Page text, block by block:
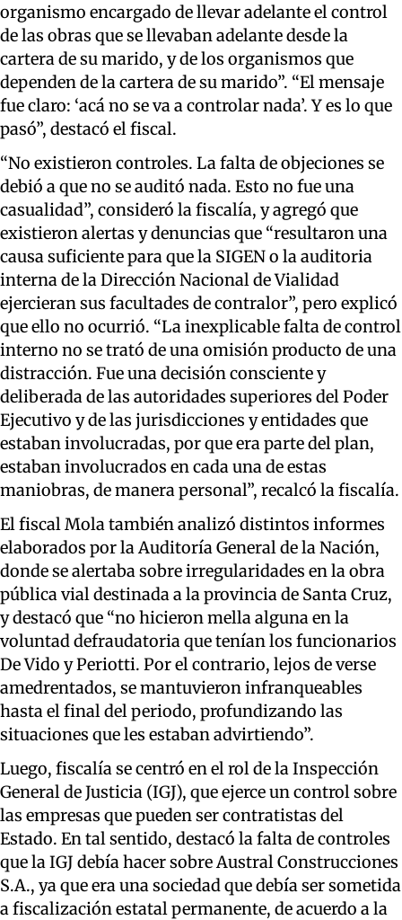
organismo encargado de llevar adelante el control
de las obras que se llevaban adelante desde la
cartera de su marido, y de los organismos que
dependen de la cartera de su marido”. “El mensaje
fue claro: ‘acá no se va a controlar nada’. Y es lo que
pasó”, destacó el fiscal.
“No existieron controles. La falta de objeciones se
debió a que no se auditó nada. Esto no fue una
casualidad”, consideró la fiscalía, y agregó que
existieron alertas y denuncias que “resultaron una
causa suficiente para que la SIGEN o la auditoria
interna de la Dirección Nacional de Vialidad
ejercieran sus facultades de contralor”, pero explicó
que ello no ocurrió. “Lainexplicablefalta de control
interno no se trató de una omisión producto de una
distracción. Fue unadecisión consciente y
deliberada de las autoridades superiores del Poder
Ejecutivo y de las jurisdicciones y entidades que
estaban involucradas, por que era parte del plan,
estaban involucrados en cada una de estas
maniobras, de manera personal”, recalcó la fiscalía.
El fiscal Mola tambiénanalizó distintos informes
elaborados por la Auditoría General de la Nación,
dondese alertabasobre irregularidades en la obra
públicavial destinada a la provincia de Santa Cruz,
y destacó que “no hicieron mella alguna en la
voluntad defraudatoria que tenían los funcionarios
De Vido yPeriotti. Por el contrario, lejos de verse
amedrentados, se mantuvieron infranqueables
hasta el final del periodo, profundizando las
situaciones que les estaban advirtiendo”.
Luego, fiscalía se centró en elrolde la Inspección
General de Justicia (IGJ), que ejerce un control sobre
las empresas que pueden ser contratistas del
Estado. En tal sentido, destacó la falta de controles
que la IGJ debía hacer sobre Austral Construcciones
S.A., ya que era una sociedad que debía ser sometida
a fiscalización estatal permanente, de acuerdo ala